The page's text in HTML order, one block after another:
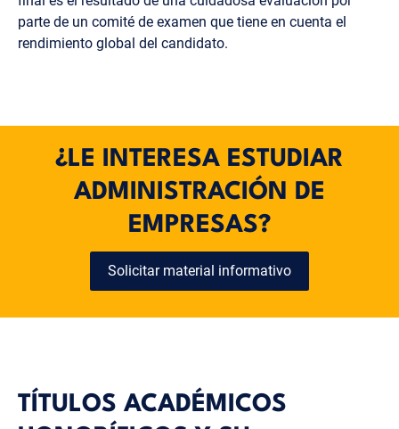
parte de un comité de examen que tiene en cuenta el
rendimiento global del candidato.
¿LE INTERESA ESTUDIAR
ADMINISTRACIÓN DE
EMPRESAS?
Solicitar material informativo
TÍTULOS ACADÉMICOS